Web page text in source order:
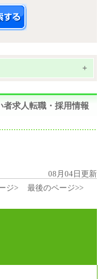
+
求人転職・採用情報
08月04日更新
ジ> 最後のページ>>